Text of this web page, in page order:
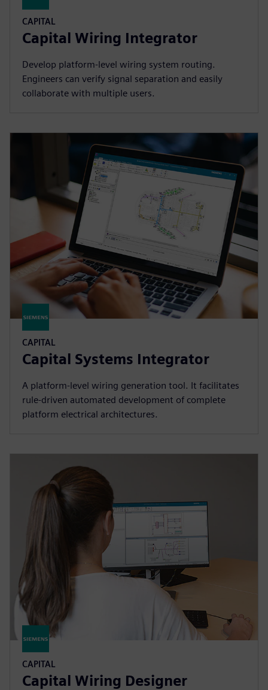
CAPITAL
Capital Wiring Integrator
Develop platform-level wiring system routing.
Engineers can verify signal separation and easily
collaborate with multiple users.
CAPITAL
Capital Systems Integrator
A platform-level wiring generation tool​. It facilitates
rule-driven automated development of complete
platform electrical architectures.
CAPITAL
Capital Wiring Designer